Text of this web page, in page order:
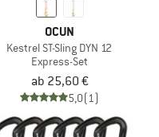
OCUN
Kestrel ST-Sling DYN 12
Express-Set
ab 25,60 €
5,0(1)